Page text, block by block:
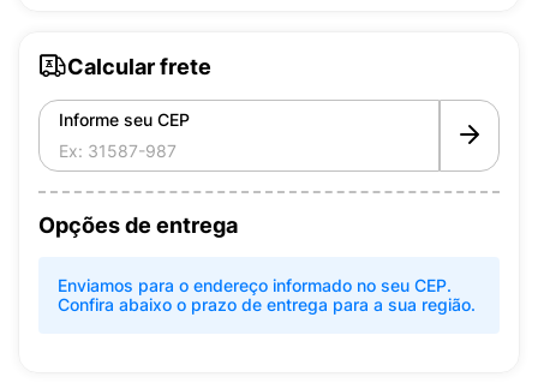
Calcular frete
Informe seu CEP
Opções de entrega
Enviamos para o endereço informado no seu CEP.
Confira abaixo o prazo de entrega para a sua região.